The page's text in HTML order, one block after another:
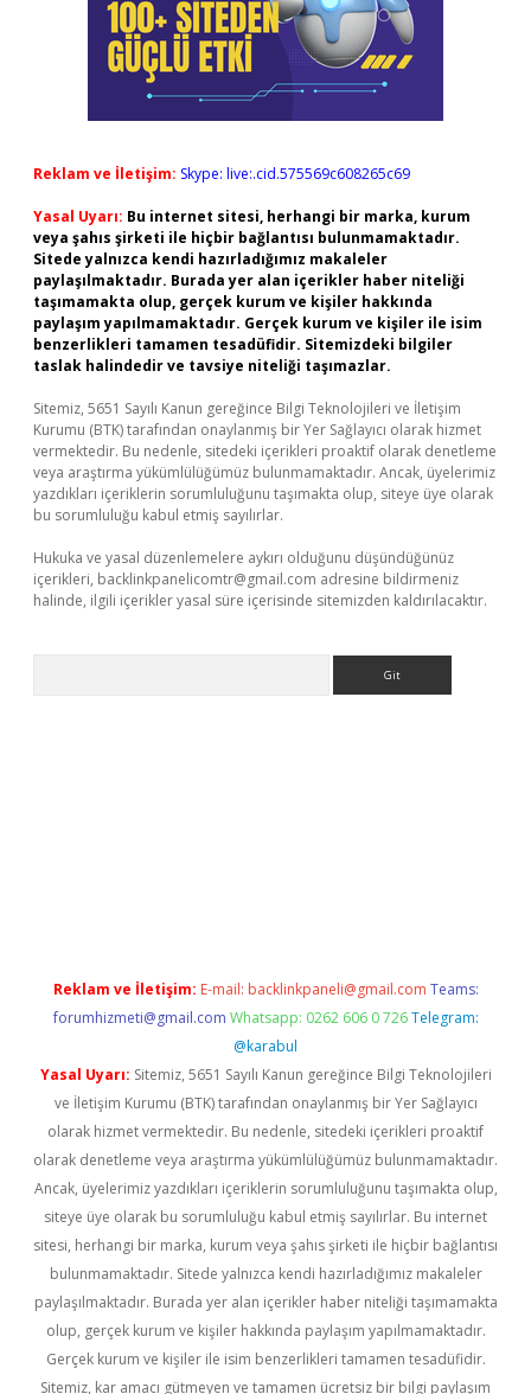
Reklam ve İletişim: Skype: live:.cid.575569c608265c69
Yasal Uyarı: Bu internet sitesi, herhangi bir marka, kurum
veya şahıs şirketi ile hiçbir bağlantısı bulunmamaktadır.
Sitede yalnızca kendi hazırladığımız makaleler
paylaşılmaktadır. Burada yer alan içerikler haber niteliği
taşımamakta olup, gerçek kurum ve kişiler hakkında
paylaşım yapılmamaktadır. Gerçek kurum ve kişiler ile isim
benzerlikleri tamamen tesadüfidir. Sitemizdeki bilgiler
taslak halindedir ve tavsiye niteliği taşımazlar.
Sitemiz, 5651 Sayılı Kanun gereğince Bilgi Teknolojileri ve İletişim
Kurumu (BTK) tarafından onaylanmış bir Yer Sağlayıcı olarak hizmet
vermektedir. Bu nedenle, sitedeki içerikleri proaktif olarak denetleme
veya araştırma yükümlülüğümüz bulunmamaktadır. Ancak, üyelerimiz
yazdıkları içeriklerin sorumluluğunu taşımakta olup, siteye üye olarak
bu sorumluluğu kabul etmiş sayılırlar.
Hukuka ve yasal düzenlemelere aykırı olduğunu düşündüğünüz
içerikleri, backlinkpanelicomtr@gmail.com adresine bildirmeniz
halinde, ilgili içerikler yasal süre içerisinde sitemizden kaldırılacaktır.
Reklam ve İletişim: E-mail: backlinkpaneli@gmail.com Teams:
forumhizmeti@gmail.com Whatsapp: 0262 606 0 726 Telegram:
@karabul
Yasal Uyarı: Sitemiz, 5651 Sayılı Kanun gereğince Bilgi Teknolojileri
ve İletişim Kurumu (BTK) tarafından onaylanmış bir Yer Sağlayıcı
olarak hizmet vermektedir. Bu nedenle, sitedeki içerikleri proaktif
olarak denetleme veya araştırma yükümlülüğümüz bulunmamaktadır.
Ancak, üyelerimiz yazdıkları içeriklerin sorumluluğunu taşımakta olup,
siteye üye olarak bu sorumluluğu kabul etmiş sayılırlar. Bu internet
sitesi, herhangi bir marka, kurum veya şahıs şirketi ile hiçbir bağlantısı
bulunmamaktadır. Sitede yalnızca kendi hazırladığımız makaleler
paylaşılmaktadır. Burada yer alan içerikler haber niteliği taşımamakta
olup, gerçek kurum ve kişiler hakkında paylaşım yapılmamaktadır.
Gerçek kurum ve kişiler ile isim benzerlikleri tamamen tesadüfidir.
Sitemiz, kar amacı gütmeyen ve tamamen ücretsiz bir bilgi paylaşım